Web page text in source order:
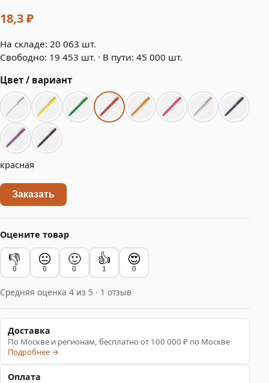
18,3 ₽
На складе: 20 063 шт.
Свободно: 19 453 шт. · В пути: 45 000 шт.
Цвет / вариант
красная
Заказать
Оцените товар
👎
0
😐
0
🙂
0
👍
1
😍
0
Средняя оценка 4 из 5 · 1 отзыв
Доставка
По Москве и регионам, бесплатно от 100 000 ₽ по Москве
Подробнее →
Оплата